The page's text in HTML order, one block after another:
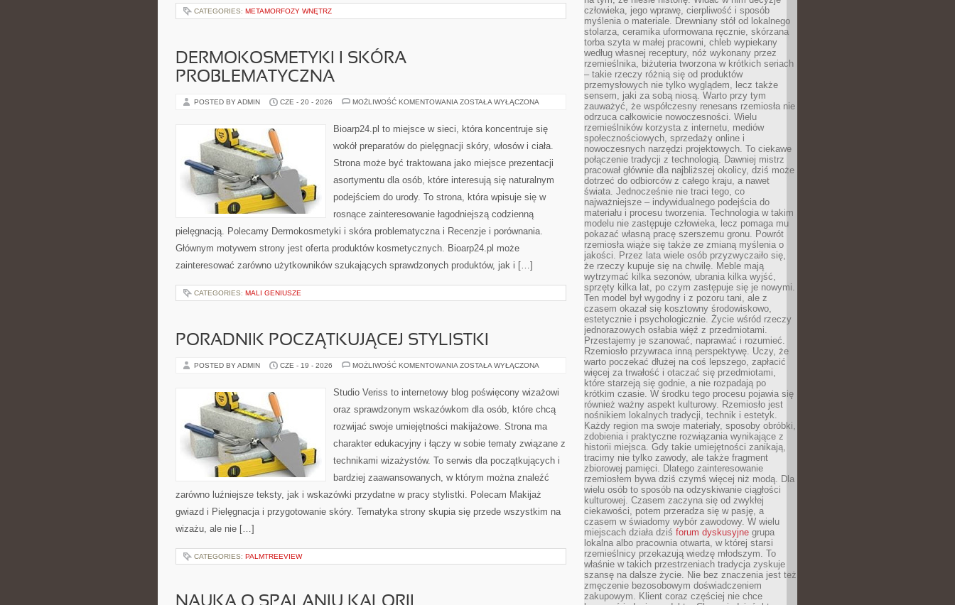
CATEGORIES: METAMORFOZY WNĘTRZ
DERMOKOSMETYKI I SKÓRA
PROBLEMATYCZNA
POSTED BY ADMIN CZE - 20 - 2026 MOŻLIWOŚĆ KOMENTOWANIA DERMOKOSMETYKI
PROBLEMATYCZNA
ZOSTAŁA WYŁĄCZONA
Bioarp24.pl to miejsce w sieci, która koncentruje się
wokół preparatów do pielęgnacji skóry, włosów i ciała.
Strona może być traktowana jako miejsce prezentacji
asortymentu dla osób, które interesują się naturalnym
podejściem do urody. To strona, która wpisuje się w
rosnące zainteresowanie łagodniejszą codzienną
pielęgnacją. Polecamy Dermokosmetyki i skóra problematyczna i Recenzje i porównania.
Głównym motywem strony jest oferta produktów kosmetycznych. Bioarp24.pl może
zainteresować zarówno użytkowników szukających sprawdzonych produktów, jak i […]
CATEGORIES: MALI GENIUSZE
PORADNIK POCZĄTKUJĄCEJ STYLISTKI
POSTED BY ADMIN CZE - 19 - 2026 MOŻLIWOŚĆ KOMENTOWANIA PORADNIK
ZOSTAŁA WYŁĄCZONA
Studio Veriss to internetowy blog poświęcony wizażowi
oraz sprawdzonym wskazówkom dla osób, które chcą
rozwijać swoje umiejętności makijażowe. Strona ma
charakter edukacyjny i łączy w sobie tematy związane z
technikami wizażystów. To serwis dla początkujących i
bardziej zaawansowanych, w którym można znaleźć
zarówno luźniejsze teksty, jak i wskazówki przydatne w pracy stylistki. Polecam Makijaż
gwiazd i Pielęgnacja i przygotowanie skóry. Tematyka strony skupia się przede wszystkim na
wizażu, ale nie […]
CATEGORIES: PALMTREEVIEW
człowieka, jego wprawę, cierpliwość i sposób
myślenia o materiale. Drewniany stół od lokalnego
stolarza, ceramika uformowana ręcznie, skórzana
torba szyta w małej pracowni, chleb wypiekany
według własnej receptury, nóż wykonany przez
rzemieślnika, biżuteria tworzona w krótkich seriach
– takie rzeczy różnią się od produktów
przemysłowych nie tylko wyglądem, lecz także
sensem, jaki za sobą niosą. Warto przy tym
zauważyć, że współczesny renesans rzemiosła nie
odrzuca całkowicie nowoczesności. Wielu
rzemieślników korzysta z internetu, mediów
społecznościowych, sprzedaży online i
nowoczesnych narzędzi projektowych. To ciekawe
połączenie tradycji z technologią. Dawniej mistrz
pracował głównie dla najbliższej okolicy, dziś może
dotrzeć do odbiorców z całego kraju, a nawet
świata. Jednocześnie nie traci tego, co
najważniejsze – indywidualnego podejścia do
materiału i procesu tworzenia. Technologia w takim
modelu nie zastępuje człowieka, lecz pomaga mu
pokazać własną pracę szerszemu gronu. Powrót
rzemiosła wiąże się także ze zmianą myślenia o
jakości. Przez lata wiele osób przyzwyczaiło się,
że rzeczy kupuje się na chwilę. Meble mają
wytrzymać kilka sezonów, ubrania kilka wyjść,
sprzęty kilka lat, po czym zastępuje się je nowymi.
Ten model był wygodny i z pozoru tani, ale z
czasem okazał się kosztowny środowiskowo,
estetycznie i psychologicznie. Życie wśród rzeczy
jednorazowych osłabia więź z przedmiotami.
Przestajemy je szanować, naprawiać i rozumieć.
Rzemiosło przywraca inną perspektywę. Uczy, że
warto poczekać dłużej na coś lepszego, zapłacić
więcej za trwałość i otaczać się przedmiotami,
które starzeją się godnie, a nie rozpadają po
krótkim czasie. W środku tego procesu pojawia się
również ważny aspekt kulturowy. Rzemiosło jest
nośnikiem lokalnych tradycji, technik i estetyk.
Każdy region ma swoje materiały, sposoby obróbki,
zdobienia i praktyczne rozwiązania wynikające z
historii miejsca. Gdy takie umiejętności zanikają,
tracimy nie tylko zawody, ale także fragment
zbiorowej pamięci. Dlatego zainteresowanie
rzemiosłem bywa dziś czymś więcej niż modą. Dla
wielu osób to sposób na odzyskiwanie ciągłości
kulturowej. Czasem zaczyna się od zwykłej
ciekawości, potem przeradza się w pasję, a
czasem w świadomy wybór zawodowy. W wielu
miejscach działa dziś forum dyskusyjne grupa
lokalna albo pracownia otwarta, w której starsi
rzemieślnicy przekazują wiedzę młodszym. To
właśnie w takich przestrzeniach tradycja zyskuje
szansę na dalsze życie. Nie bez znaczenia jest też
zmęczenie bezosobowym doświadczeniem
zakupowym. Klient coraz częściej nie chce